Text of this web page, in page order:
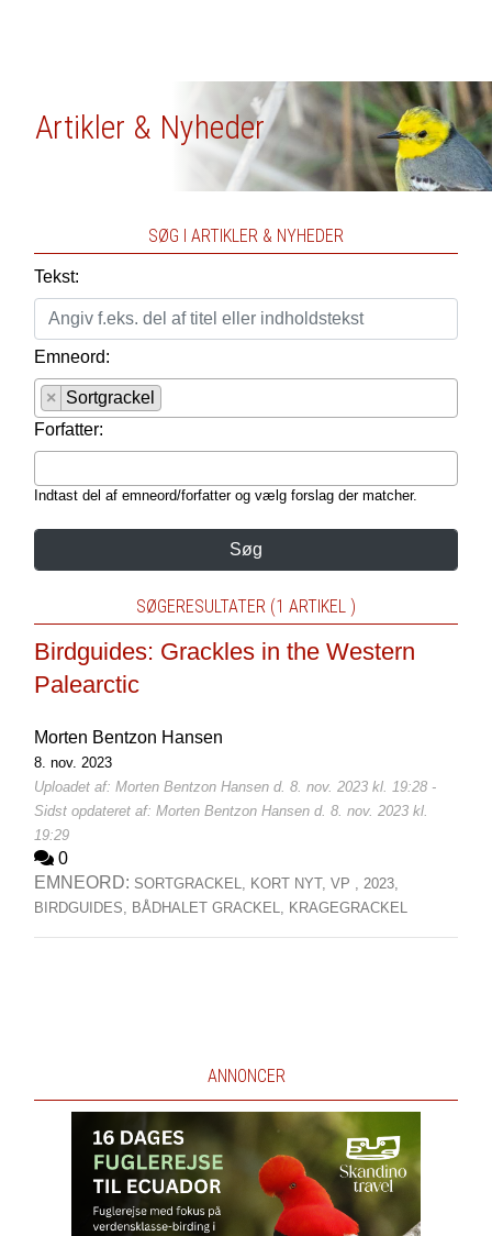
Artikler & Nyheder
SØG I ARTIKLER & NYHEDER
Tekst:
Emneord:
×
Sortgrackel
Forfatter:
Indtast del af emneord/forfatter og vælg forslag der matcher.
Søg
SØGERESULTATER (1 ARTIKEL )
Birdguides: Grackles in the Western
Palearctic
Morten Bentzon Hansen
8. nov. 2023
Uploadet af: Morten Bentzon Hansen d. 8. nov. 2023 kl. 19:28 -
Sidst opdateret af: Morten Bentzon Hansen d. 8. nov. 2023 kl.
19:29
0
EMNEORD: SORTGRACKEL, KORT NYT, VP , 2023,
BIRDGUIDES, BÅDHALET GRACKEL, KRAGEGRACKEL
ANNONCER